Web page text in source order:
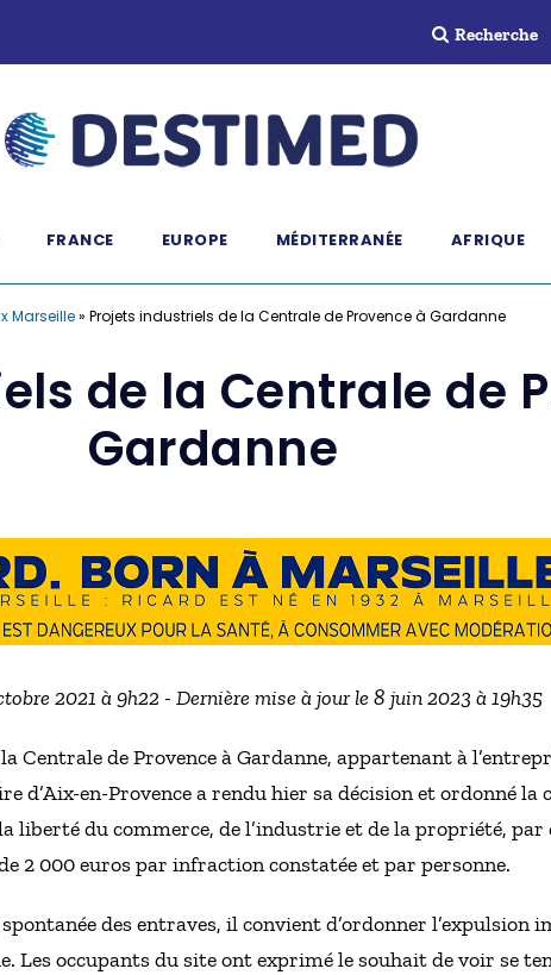
Recherche
FRANCE EUROPE MÉDITERRANÉE AFRIQUE
Marseille» Projets industriels de la Centrale de Provence à Gardanne
de la Centrale de
Gardanne
2021 à 9h22 - Dernière mise à jour le 8 juin 2023 à 19h35
Centrale de Provence à Gardanne, appartenant à
d’Aix-en-Provence a rendu hier sa décision et ordonné la
liberté du commerce, de l’industrie et de la propriété, par
2 000 euros par infraction constatée et par personne.
des entraves, il convient d’ordonner l’expulsion
Les occupants du site ont exprimé le souhait de voir se